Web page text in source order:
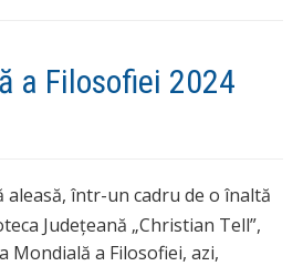
a Filosofiei 2024
într-un cadru de o înaltă
Județeană „Christian Tell”,
Mondială a Filosofiei, azi,